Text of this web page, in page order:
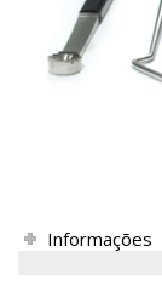
Informações